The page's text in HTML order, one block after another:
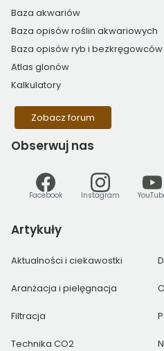
Baza akwariów
Baza opisów roślin akwariowych
Baza opisów ryb i bezkręgowców
Atlas glonów
Kalkulatory
Zobacz forum
Obserwuj nas
Facebook Instagram
Artykuły
Aktualności i ciekawostki
Aranżacja i pielęgnacja
Filtracja
Technika CO2